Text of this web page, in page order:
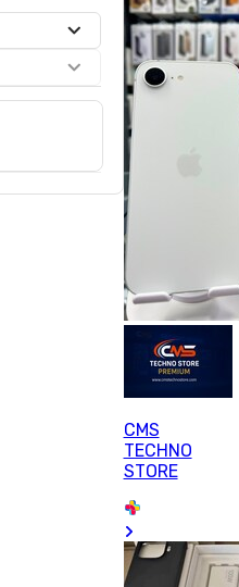
CMS
TECHNO
STORE